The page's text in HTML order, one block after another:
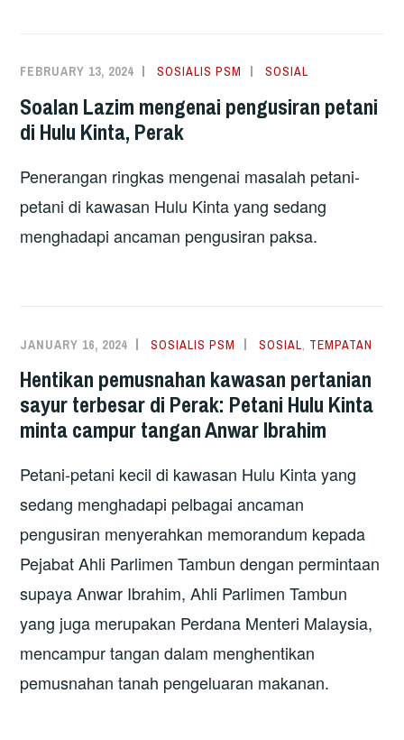
FEBRUARY 13, 2024 SOSIALIS PSM SOSIAL
Soalan Lazim mengenai pengusiran petani
di Hulu Kinta, Perak
Penerangan ringkas mengenai masalah petani-
petani di kawasan Hulu Kinta yang sedang
menghadapi ancaman pengusiran paksa.
JANUARY 16, 2024 SOSIALIS PSM SOSIAL, TEMPATAN
Hentikan pemusnahan kawasan pertanian
sayur terbesar di Perak: Petani Hulu Kinta
minta campur tangan Anwar Ibrahim
Petani-petani kecil di kawasan Hulu Kinta yang
sedang menghadapi pelbagai ancaman
pengusiran menyerahkan memorandum kepada
Pejabat Ahli Parlimen Tambun dengan permintaan
supaya Anwar Ibrahim, Ahli Parlimen Tambun
yang juga merupakan Perdana Menteri Malaysia,
mencampur tangan dalam menghentikan
pemusnahan tanah pengeluaran makanan.